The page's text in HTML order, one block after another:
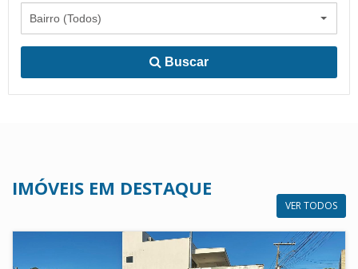
Bairro (Todos)
Buscar
IMÓVEIS EM DESTAQUE
VER TODOS